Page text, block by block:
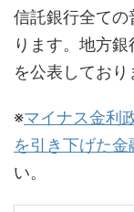
信託銀行全て
ります。地方
を公表しており
※マイナス金利
を引き下げた金
い。